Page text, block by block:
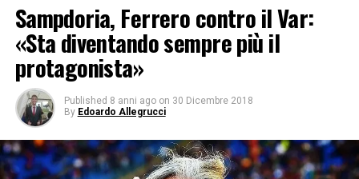
Sampdoria, Ferrero contro il Var:
«Sta diventando sempre più il
protagonista»
Published 8 anni ago on 30 Dicembre 2018
By Edoardo Allegrucci